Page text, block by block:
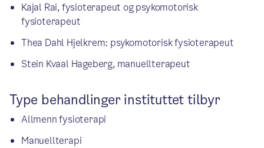
Kajal Rai, fysioterapeut og psykomotorisk
fysioterapeut
Thea Dahl Hjelkrem: psykomotorisk fysioterapeut
Stein Kvaal Hageberg, manuellterapeut
Type behandlinger instituttet tilbyr
Allmenn fysioterapi
Manuellterapi